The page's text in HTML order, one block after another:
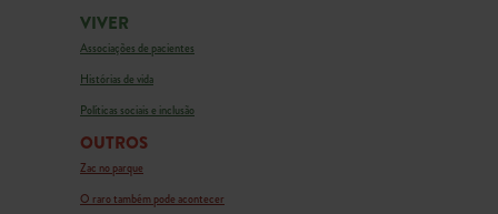
VIVER
Associações de pacientes
Histórias de vida
Políticas sociais e inclusão
OUTROS
Zac no parque
O raro também pode acontecer